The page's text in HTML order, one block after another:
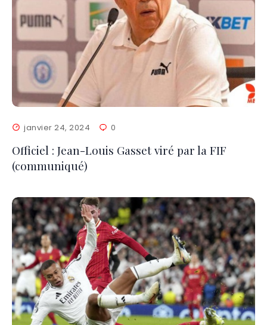
janvier 24, 2024 0
Officiel : Jean-Louis Gasset viré par la FIF
(communiqué)